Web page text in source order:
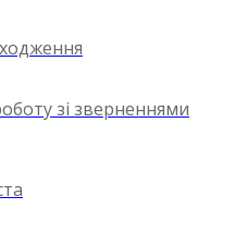
зі зверненнями